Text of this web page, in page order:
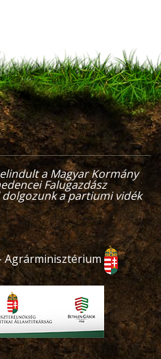
a Magyar Kormány
Falugazdász
a partiumi vidék
Agrárminisztérium